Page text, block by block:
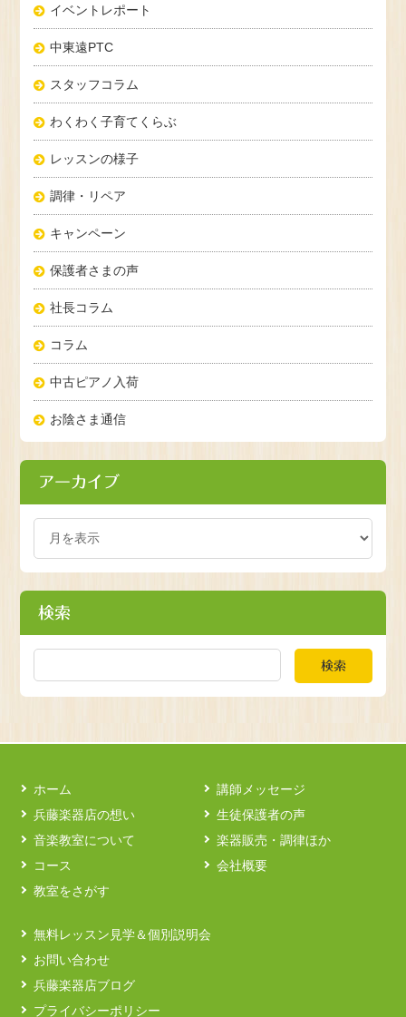
イベントレポート
中東遠PTC
スタッフコラム
わくわく子育てくらぶ
レッスンの様子
調律・リペア
キャンペーン
保護者さまの声
社長コラム
コラム
中古ピアノ入荷
お陰さま通信
アーカイブ
検索
検索
ホーム
兵藤楽器店の想い
音楽教室について
コース
教室をさがす
講師メッセージ
生徒保護者の声
楽器販売・調律ほか
会社概要
無料レッスン見学＆個別説明会
お問い合わせ
兵藤楽器店ブログ
プライバシーポリシー